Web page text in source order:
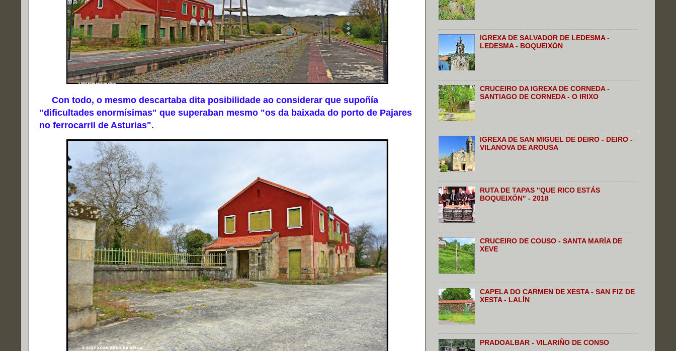
Con todo, o mesmo descartaba dita posibilidade ao considerar que supoñía
"dificultades enormísimas" que superaban mesmo "os da baixada do porto de Pajares
no ferrocarril de Asturias".
IGREXA DE SALVADOR DE LEDESMA -
LEDESMA - BOQUEIXÓN
CRUCEIRO DA IGREXA DE CORNEDA -
SANTIAGO DE CORNEDA - O IRIXO
IGREXA DE SAN MIGUEL DE DEIRO - DEIRO -
VILANOVA DE AROUSA
RUTA DE TAPAS "QUE RICO ESTÁS
BOQUEIXÓN" - 2018
CRUCEIRO DE COUSO - SANTA MARÍA DE
XEVE
CAPELA DO CARMEN DE XESTA - SAN FIZ DE
XESTA - LALÍN
PRADOALBAR - VILARIÑO DE CONSO